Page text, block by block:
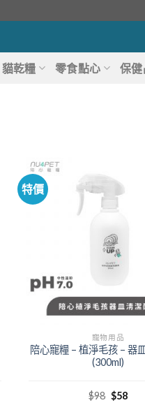
貓乾糧 零食點心 保健
特價
寵物用品
陪心寵糧 – 植淨毛孩 – 器
(300ml)
$98 $58